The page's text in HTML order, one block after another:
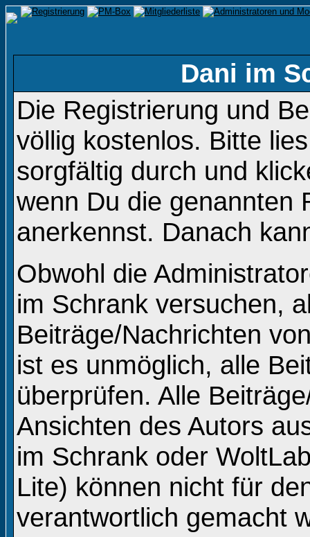
Dani im
Die Registrierung und
völlig kostenlos. Bitte
sorgfältig durch und
wenn Du die genannten
anerkennst. Danach
Obwohl die
im Schrank versuchen,
Beiträge/Nachrichten
ist es unmöglich, alle
überprüfen. Alle
Ansichten des Autors
im Schrank oder
Lite) können nicht für
verantwortlich gemacht